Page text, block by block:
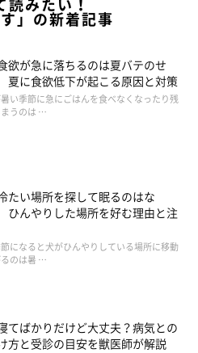
読みたい！
」の新着記事
欲が急に落ちるのは夏バテのせ
に食欲低下が起こる原因と対策
い季節に急にごはんを食べなくなったり残
まうのは …
たい場所を探して眠るのはな
んやりした場所を好む理由と注
になると犬がひんやりしている場所に移動
るのは暑 …
てばかりだけど大丈夫？病気との
方と受診の目安を獣医師が解説